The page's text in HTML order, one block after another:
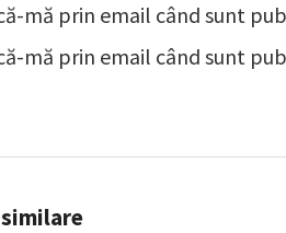
mă prin email când sunt
mă prin email când sunt